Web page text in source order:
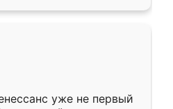
уже не первый